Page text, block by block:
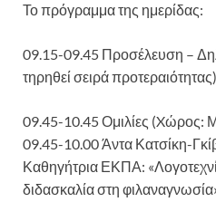
Το πρόγραμμα της ημερίδας:
09.15-09.45 Προσέλευση –
τηρηθεί σειρά προτεραιότητας)
09.45-10.45 Ομιλίες (Xώρος:
09.45-10.00 Άντα Κατσίκη-
Καθηγήτρια ΕΚΠΑ:
διδασκαλία στη